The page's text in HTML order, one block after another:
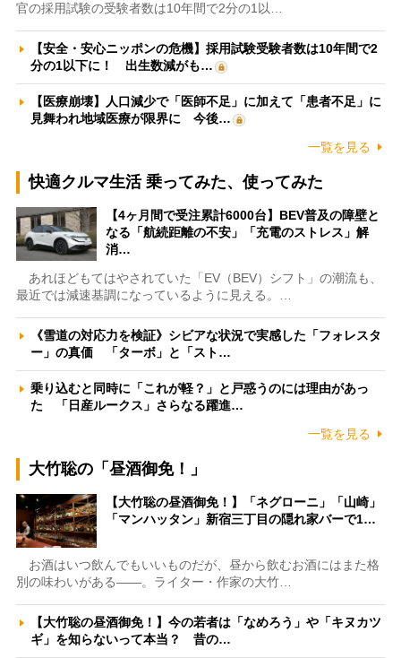
官の採用試験の受験者数は10年間で2分の1以…
【安全・安心ニッポンの危機】採用試験受験者数は10年間で2
分の1以下に！ 出生数減がも…
【医療崩壊】人口減少で「医師不足」に加えて「患者不足」に
見舞われ地域医療が限界に 今後…
一覧を見る
快適クルマ生活 乗ってみた、使ってみた
【4ヶ月間で受注累計6000台】BEV普及の障壁と
なる「航続距離の不安」「充電のストレス」解
消…
あれほどもてはやされていた「EV（BEV）シフト」の潮流も、
最近では減速基調になっているように見える。…
《雪道の対応力を検証》シビアな状況で実感した「フォレスタ
ー」の真価 「ターボ」と「スト…
乗り込むと同時に「これが軽？」と戸惑うのには理由があっ
た 「日産ルークス」さらなる躍進…
一覧を見る
大竹聡の「昼酒御免！」
【大竹聡の昼酒御免！】「ネグローニ」「山崎」
「マンハッタン」新宿三丁目の隠れ家バーで1…
お酒はいつ飲んでもいいものだが、昼から飲むお酒にはまた格
別の味わいがある――。ライター・作家の大竹…
【大竹聡の昼酒御免！】今の若者は「なめろう」や「キヌカツ
ギ」を知らないって本当？ 昔の…